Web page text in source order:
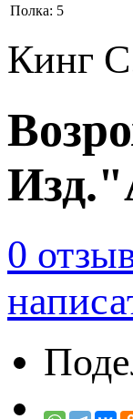
Полка: 5
Кинг
0